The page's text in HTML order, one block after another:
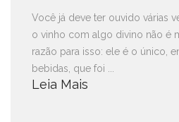
Você já deve ter ouvido várias
o vinho com algo divino não é
razão para isso: ele é o único,
bebidas, que foi ...
Leia Mais